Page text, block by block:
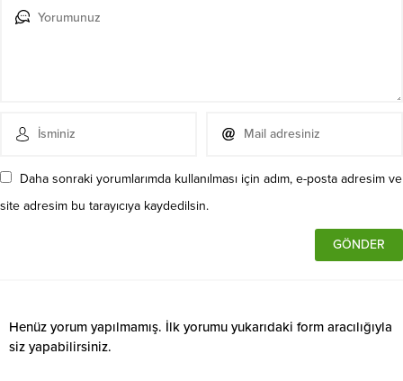
Daha sonraki yorumlarımda kullanılması için adım, e-posta adresim ve
site adresim bu tarayıcıya kaydedilsin.
Henüz yorum yapılmamış. İlk yorumu yukarıdaki form aracılığıyla
siz yapabilirsiniz.